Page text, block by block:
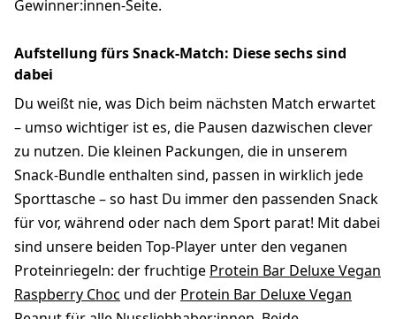
Gewinner:innen-Seite.
Aufstellung fürs Snack-Match: Diese sechs sind
dabei
Du weißt nie, was Dich beim nächsten Match erwartet
– umso wichtiger ist es, die Pausen dazwischen clever
zu nutzen. Die kleinen Packungen, die in unserem
Snack-Bundle enthalten sind, passen in wirklich jede
Sporttasche – so hast Du immer den passenden Snack
für vor, während oder nach dem Sport parat! Mit dabei
sind unsere beiden Top-Player unter den veganen
Proteinriegeln: der fruchtige Protein Bar Deluxe Vegan
Raspberry Choc und der Protein Bar Deluxe Vegan